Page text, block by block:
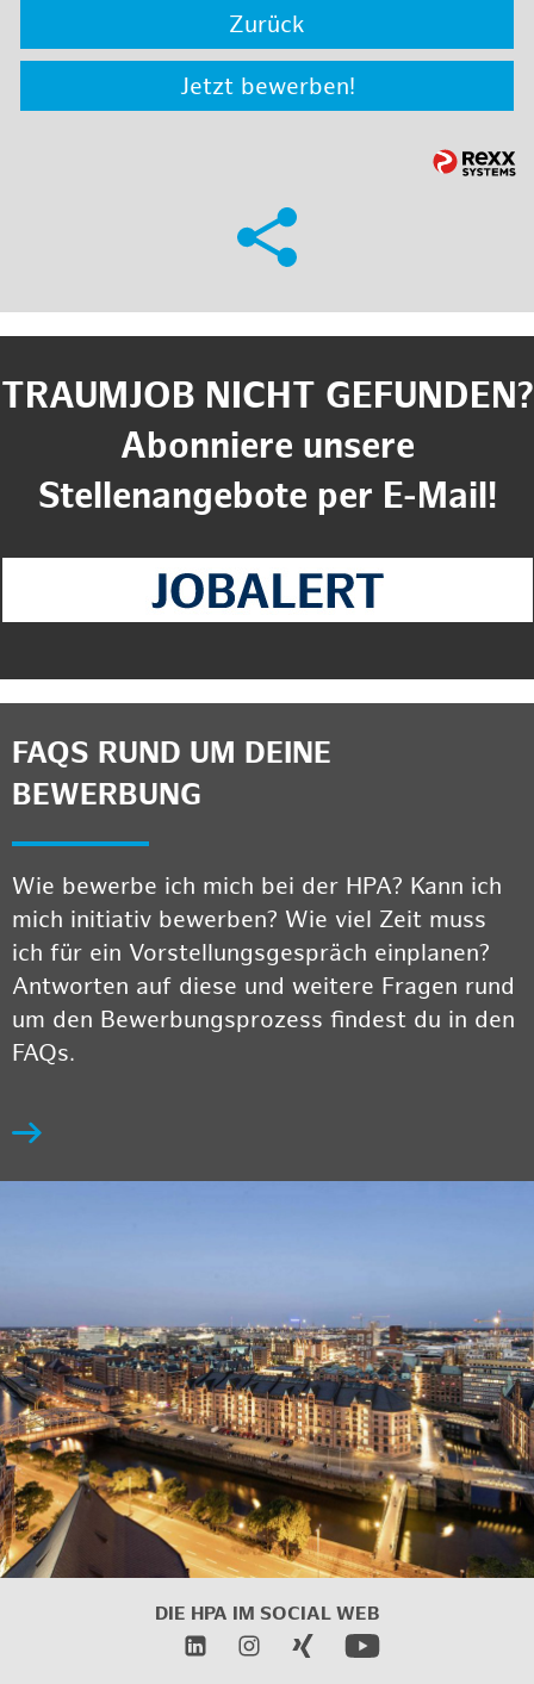
Zurück
Jetzt bewerben!
TRAUMJOB NICHT GEFUNDEN?
Abonniere unsere
Stellenangebote per E-Mail!
FAQS RUND UM DEINE
BEWERBUNG
Wie bewerbe ich mich bei der HPA? Kann ich
mich initiativ bewerben? Wie viel Zeit muss
ich für ein Vorstellungsgespräch einplanen?
Antworten auf diese und weitere Fragen rund
um den Bewerbungsprozess findest du in den
FAQs.
DIE HPA IM SOCIAL WEB